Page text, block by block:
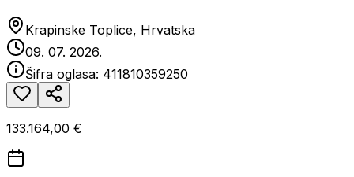
Krapinske Toplice, Hrvatska
09. 07. 2026.
Šifra oglasa: 411810359250
133.164,00 €